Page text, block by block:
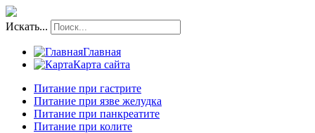
Искать...
Главная
Карта сайта
Питание при гастрите
Питание при язве желудка
Питание при панкреатите
Питание при колите